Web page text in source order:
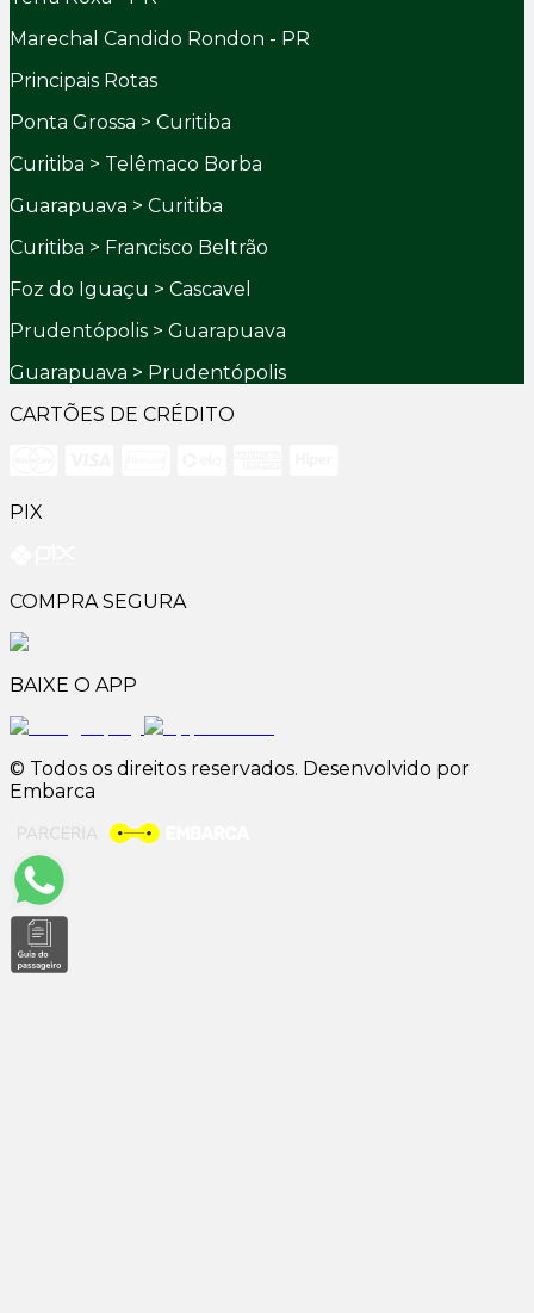
Marechal Candido Rondon - PR
Principais Rotas
Ponta Grossa > Curitiba
Curitiba > Telêmaco Borba
Guarapuava > Curitiba
Curitiba > Francisco Beltrão
Foz do Iguaçu > Cascavel
Prudentópolis > Guarapuava
Guarapuava > Prudentópolis
CARTÕES DE CRÉDITO
PIX
COMPRA SEGURA
BAIXE O APP
© Todos os direitos reservados. Desenvolvido por
Embarca